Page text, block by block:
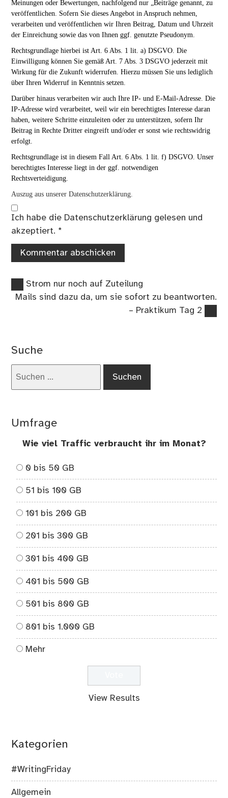
Meinungen oder Bewertungen, nachfolgend nur „Beiträge genannt, zu
veröffentlichen. Sofern Sie dieses Angebot in Anspruch nehmen,
verarbeiten und veröffentlichen wir Ihren Beitrag, Datum und Uhrzeit
der Einreichung sowie das von Ihnen ggf. genutzte Pseudonym.
Rechtsgrundlage hierbei ist Art. 6 Abs. 1 lit. a) DSGVO. Die
Einwilligung können Sie gemäß Art. 7 Abs. 3 DSGVO jederzeit mit
Wirkung für die Zukunft widerrufen. Hierzu müssen Sie uns lediglich
über Ihren Widerruf in Kenntnis setzen.
Darüber hinaus verarbeiten wir auch Ihre IP- und E-Mail-Adresse. Die
IP-Adresse wird verarbeitet, weil wir ein berechtigtes Interesse daran
haben, weitere Schritte einzuleiten oder zu unterstützen, sofern Ihr
Beitrag in Rechte Dritter eingreift und/oder er sonst wie rechtswidrig
erfolgt.
Rechtsgrundlage ist in diesem Fall Art. 6 Abs. 1 lit. f) DSGVO. Unser
berechtigtes Interesse liegt in der ggf. notwendigen
Rechtsverteidigung.
Auszug aus unserer Datenschutzerklärung.
Ich habe die Datenschutzerklärung gelesen und
akzeptiert. *
Beitragsnavigation
Vorheriger
Beitrag:
Strom nur noch auf Zuteilung
Nächster
Mails sind dazu da, um sie sofort zu beantworten.
– Praktikum Tag 2
Suche
Umfrage
Wie viel Traffic verbraucht ihr im Monat?
0 bis 50 GB
51 bis 100 GB
101 bis 200 GB
201 bis 300 GB
301 bis 400 GB
401 bis 500 GB
501 bis 800 GB
801 bis 1.000 GB
Mehr
View Results
Kategorien
#WritingFriday
Allgemein